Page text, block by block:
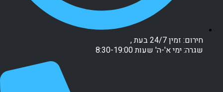
חירום: זמין 24/7 בעת ,
שגרה: ימי א'-ה' שעות 8:30-19:00